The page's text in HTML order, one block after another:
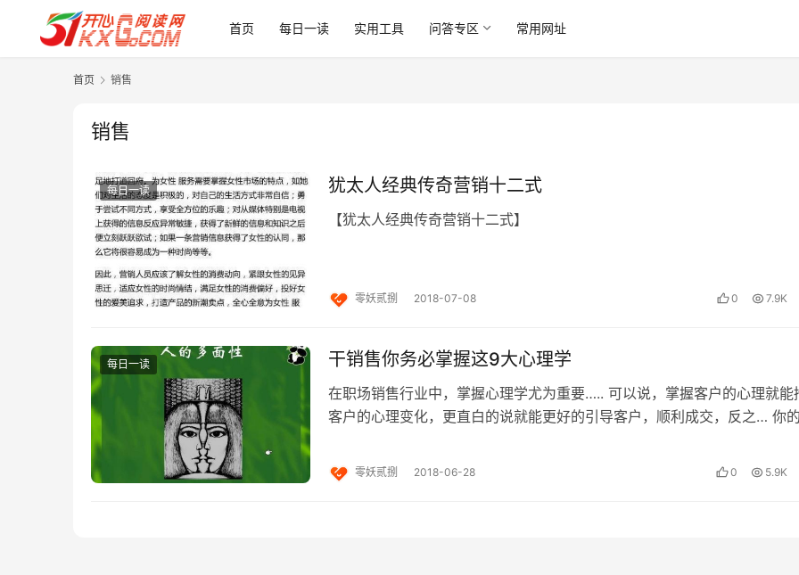
首页 每日一读 实用工具 问答专区 常用网址
首页 销售
销售
每日一读 犹太人经典传奇营销十二式
【犹太人经典传奇营销十二式】
零妖贰捌 2018-07-08 0 7.9K
每日一读 干销售你务必掌握这9大心理学
在职场销售行业中，掌握心理学尤为重要….. 可以说，掌握客户的心理就能
客户的心理变化，更直白的说就能更好的引导客户，顺利成交，反之… 你
零妖贰捌 2018-06-28 0 5.9K